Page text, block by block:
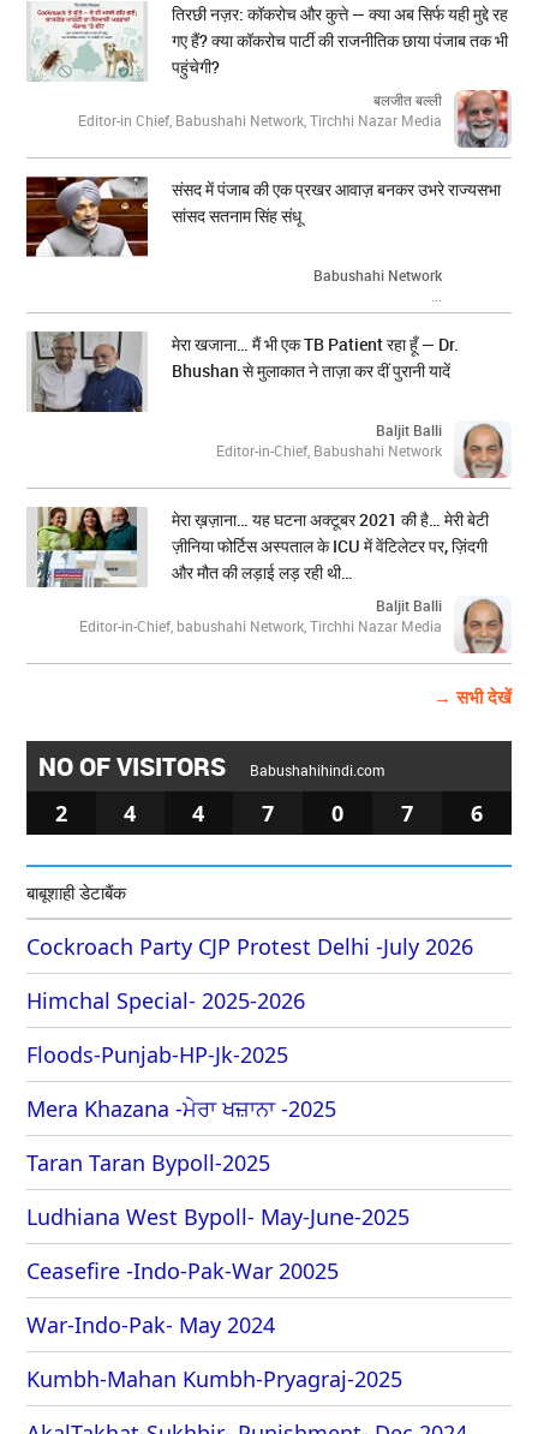
तिरछी नज़र: कॉकरोच और कुत्ते — क्या अब सिर्फ यही मुद्दे रह
गए हैं? क्या कॉकरोच पार्टी की राजनीतिक छाया पंजाब तक भी
पहुंचेगी?
बलजीत बल्ली
Editor-in Chief, Babushahi Network, Tirchhi Nazar Media
संसद में पंजाब की एक प्रखर आवाज़ बनकर उभरे राज्यसभा
सांसद सतनाम सिंह संधू
Babushahi Network
...
मेरा खजाना… मैं भी एक TB Patient रहा हूँ — Dr.
Bhushan से मुलाकात ने ताज़ा कर दीं पुरानी यादें
Baljit Balli
Editor-in-Chief, Babushahi Network
मेरा ख़ज़ाना… यह घटना अक्टूबर 2021 की है… मेरी बेटी
ज़ीनिया फोर्टिस अस्पताल के ICU में वेंटिलेटर पर, ज़िंदगी
और मौत की लड़ाई लड़ रही थी…
Baljit Balli
Editor-in-Chief, babushahi Network, Tirchhi Nazar Media
→ सभी देखें
NO OF VISITORS Babushahihindi.com
2 4 4 7 0 7 6
बाबूशाही डेटाबैंक
Cockroach Party CJP Protest Delhi -July 2026
Himchal Special- 2025-2026
Floods-Punjab-HP-Jk-2025
Mera Khazana -ਮੇਰਾ ਖਜ਼ਾਨਾ -2025
Taran Taran Bypoll-2025
Ludhiana West Bypoll- May-June-2025
Ceasefire -Indo-Pak-War 20025
War-Indo-Pak- May 2024
Kumbh-Mahan Kumbh-Pryagraj-2025